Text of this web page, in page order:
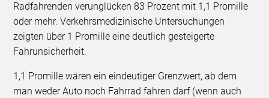
Radfahrenden verunglücken 83 Prozent mit 1,1 Promille
oder mehr. Verkehrsmedizinische Untersuchungen
zeigten über 1 Promille eine deutlich gesteigerte
Fahrunsicherheit.
1,1 Promille wären ein eindeutiger Grenzwert, ab dem
man weder Auto noch Fahrrad fahren darf (wenn auch